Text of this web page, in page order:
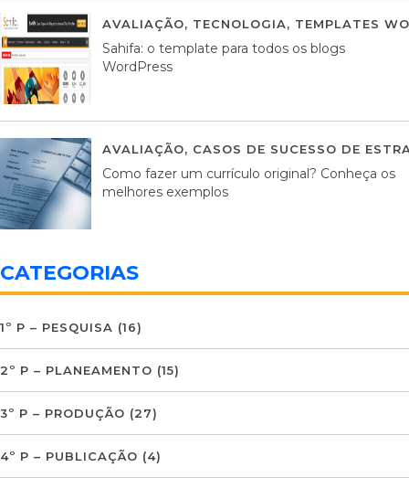
AVALIAÇÃO, TECNOLOGIA, TEMPLATES
Sahifa: o template para todos os blogs
WordPress
AVALIAÇÃO, CASOS DE SUCESSO DE
Como fazer um currículo original? Conheça os
melhores exemplos
CATEGORIAS
1º P – PESQUISA (16)
2º P – PLANEAMENTO (15)
3º P – PRODUÇÃO (27)
4º P – PUBLICAÇÃO (4)